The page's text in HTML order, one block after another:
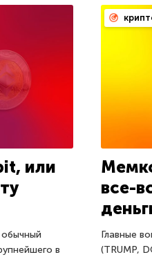
или
в
все-
Главные
(TRUMP,